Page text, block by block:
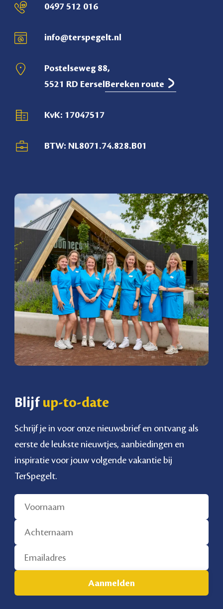
0497 512 016
info@terspegelt.nl
Postelseweg 88,
5521 RD EerselBereken route
KvK: 17047517
BTW: NL8071.74.828.B01
Blijf up-to-date
Schrijf je in voor onze nieuwsbrief en ontvang als
eerste de leukste nieuwtjes, aanbiedingen en
inspiratie voor jouw volgende vakantie bij
TerSpegelt.